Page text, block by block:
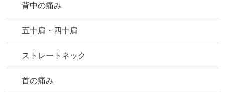
背中の痛み
五十肩・四十肩
ストレートネック
首の痛み